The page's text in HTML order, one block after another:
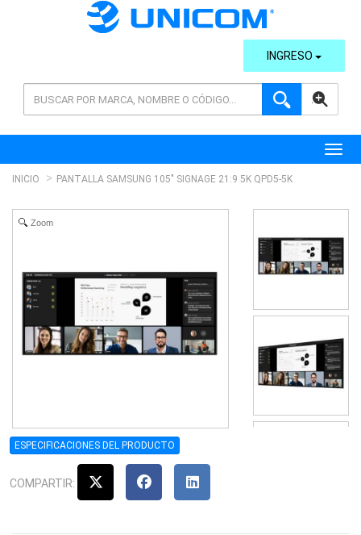
AVANZADA
INGRESO
INICIO PANTALLA SAMSUNG 105" SIGNAGE 21:9 5K QPD5-5K
Zoom
ESPECIFICACIONES DEL PRODUCTO
COMPARTIR: